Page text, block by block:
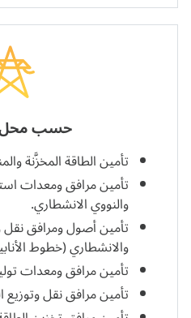
حسب محل
تأمين الطاقة المخزَّنة
تأمين مرافق ومعدات
والنووي الانشطاري.
تأمين أصول ومرافق نقل
والانشطاري (خطوط
تأمين مرافق ومعدات
تأمين مرافق نقل وتوزيع